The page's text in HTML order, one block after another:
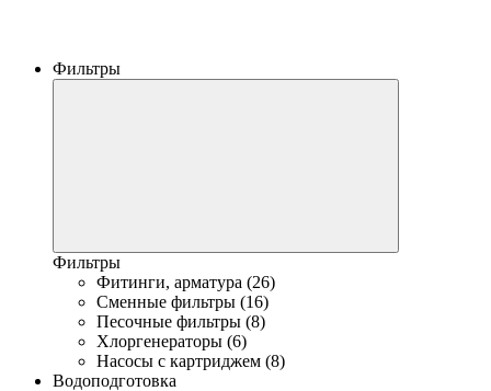
Фильтры
Фильтры
Фитинги, арматура (26)
Сменные фильтры (16)
Песочные фильтры (8)
Хлоргенераторы (6)
Насосы с картриджем (8)
Водоподготовка